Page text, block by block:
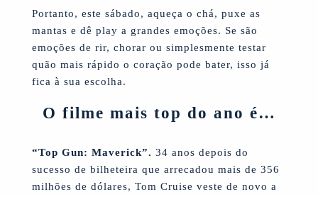
Portanto, este sábado, aqueça o chá, puxe as
mantas e dê play a grandes emoções. Se são
emoções de rir, chorar ou simplesmente testar
quão mais rápido o coração pode bater, isso já
fica à sua escolha.
O filme mais top do ano é…
“Top Gun: Maverick”. 34 anos depois do
sucesso de bilheteira que arrecadou mais de 356
milhões de dólares, Tom Cruise veste de novo a